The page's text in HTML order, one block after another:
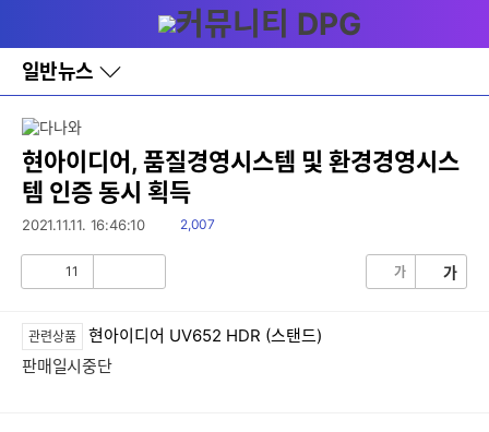
와
홈
일반뉴스
바
로
레
이
어
창
토
현아이디어, 품질경영시스템 및 환경경영시스
템 인증 동시 획득
2021.11.11. 16:46:10
읽
2,007
11 가 가
관련상품
현아이디어 UV652 HDR (스탠드)
판매일시중단